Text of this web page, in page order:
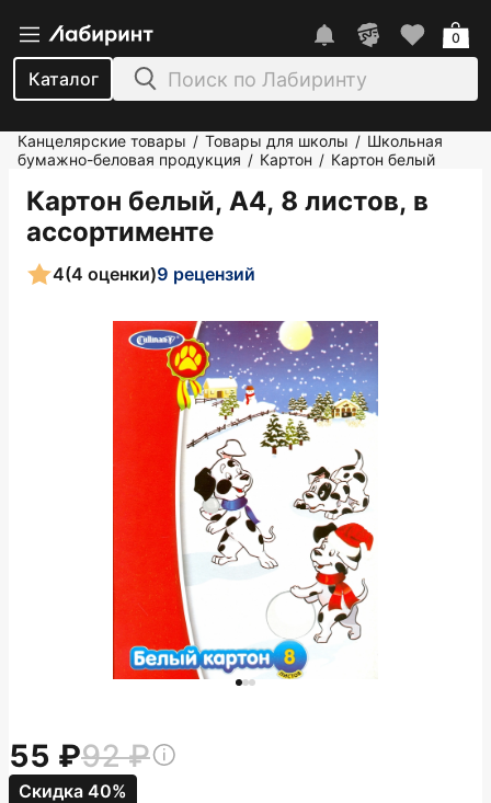
Каталог
0
Канцелярские товары / Товары для школы / Школьная
бумажно-беловая продукция / Картон / Картон белый
Картон белый, А4, 8 листов, в
ассортименте
4(4 оценки)9 рецензий
55 92
Скидка 40%